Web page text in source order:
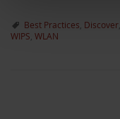
Best Practices Discover
WIPS WLAN